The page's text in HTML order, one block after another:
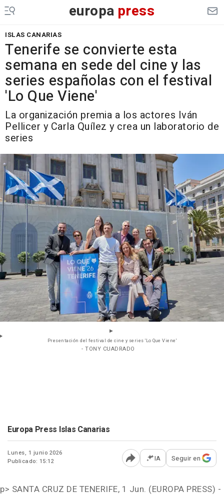
europa press
ISLAS CANARIAS
Tenerife se convierte esta
semana en sede del cine y las
series españolas con el festival
'Lo Que Viene'
La organización premia a los actores Iván
Pellicer y Carla Quílez y crea un laboratorio de
series
Presentación del festival de cine y series 'Lo Que Viene'
- TONY CUADRADO
Europa Press Islas Canarias
Lunes, 1 junio 2026
Publicado: 15:12
Abrir opciones para
IA Seguir en
p> SANTA CRUZ DE TENERIFE, 1 Jun. (EUROPA PRESS) -